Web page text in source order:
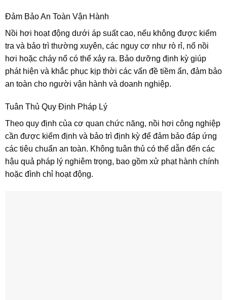
Đảm Bảo An Toàn Vận Hành
Nồi hơi hoạt động dưới áp suất cao, nếu không được kiểm
tra và bảo trì thường xuyên, các nguy cơ như rò rỉ, nổ nồi
hơi hoặc cháy nổ có thể xảy ra. Bảo dưỡng định kỳ giúp
phát hiện và khắc phục kịp thời các vấn đề tiềm ẩn, đảm bảo
an toàn cho người vận hành và doanh nghiệp.
Tuân Thủ Quy Định Pháp Lý
Theo quy định của cơ quan chức năng, nồi hơi công nghiệp
cần được kiểm định và bảo trì định kỳ để đảm bảo đáp ứng
các tiêu chuẩn an toàn. Không tuân thủ có thể dẫn đến các
hậu quả pháp lý nghiêm trọng, bao gồm xử phạt hành chính
hoặc đình chỉ hoạt động.